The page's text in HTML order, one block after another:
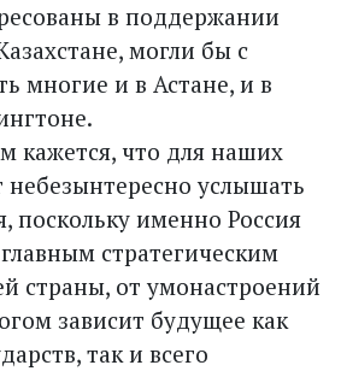
в поддержании
могли бы с
многие и в Астане, и в
кажется, что для наших
небезынтересно услышать
поскольку именно Россия
стратегическим
страны, от умонастроений
зависит будущее как
так и всего